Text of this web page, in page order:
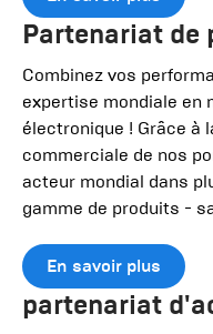
Partenariat de
Combinez vos
expertise mondiale en
électronique ! Grâce à
commerciale de nos
acteur mondial dans
gamme de produits -
En savoir plus
partenariat